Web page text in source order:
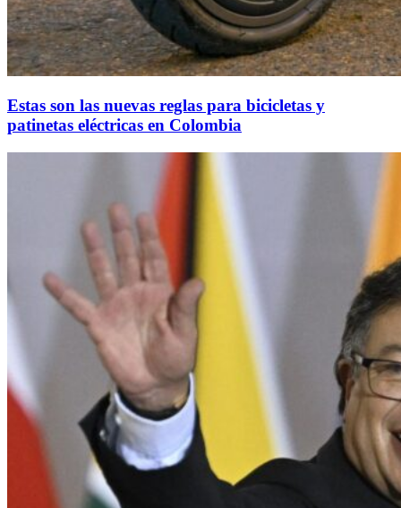
Estas son las nuevas reglas para bicicletas y
patinetas eléctricas en Colombia